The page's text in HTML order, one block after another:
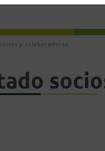
y colaboradores